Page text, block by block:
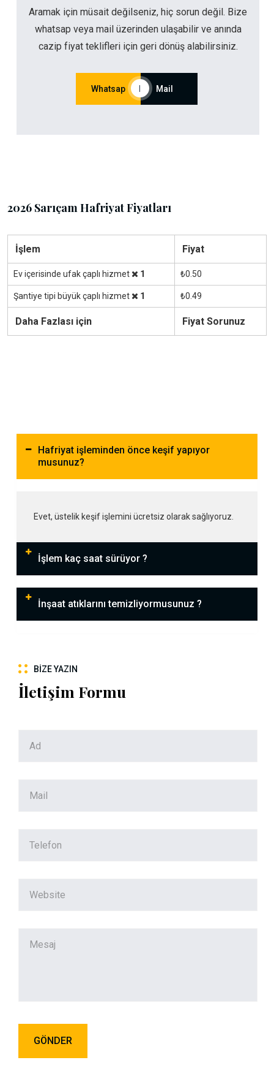
Aramak için müsait değilseniz, hiç sorun değil. Bize
whatsap veya mail üzerinden ulaşabilir ve anında
cazip fiyat teklifleri için geri dönüş alabilirsiniz.
Whatsap | Mail
2026 Sarıçam Hafriyat Fiyatları
İşlem Fiyat
Ev içerisinde ufak çaplı hizmet 1 ₺0.50
Şantiye tipi büyük çaplı hizmet 1 ₺0.49
Daha Fazlası için Fiyat Sorunuz
Hafriyat işleminden önce keşif yapıyor
musunuz?
Evet, üstelik keşif işlemini ücretsiz olarak sağlıyoruz.
İşlem kaç saat sürüyor ?
İnşaat atıklarını temizliyormusunuz ?
BIZE YAZIN
İletişim Formu